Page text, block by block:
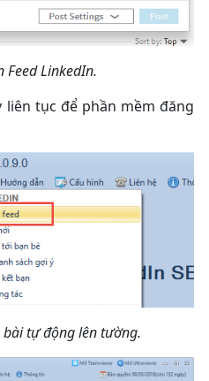
LinkedIn.
liên tục để phần mềm đăng
tự động lên tường.